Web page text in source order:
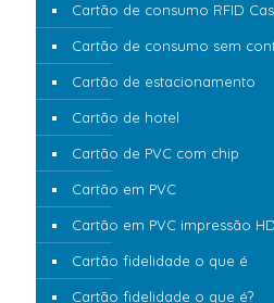
Cartão de consumo RFID
Cartão de consumo sem
Cartão de estacionamento
Cartão de hotel
Cartão de PVC com chip
Cartão em PVC
Cartão em PVC impressão HD
Cartão fidelidade o que é
Cartão fidelidade o que é?